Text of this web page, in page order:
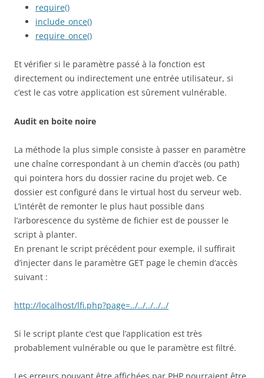
require()
include_once()
require_once()
Et vérifier si le paramètre passé à la fonction est
directement ou indirectement une entrée utilisateur, si
c’est le cas votre application est sûrement vulnérable.
Audit en boite noire
La méthode la plus simple consiste à passer en paramètre
une chaîne correspondant à un chemin d’accès (ou path)
qui pointera hors du dossier racine du projet web. Ce
dossier est configuré dans le virtual host du serveur web.
L’intérêt de remonter le plus haut possible dans
l’arborescence du système de fichier est de pousser le
script à planter.
En prenant le script précédent pour exemple, il suffirait
d’injecter dans le paramètre GET page le chemin d’accès
suivant :
http://localhost/lfi.php?page=../../../../../
Si le script plante c’est que l’application est très
probablement vulnérable ou que le paramètre est filtré.